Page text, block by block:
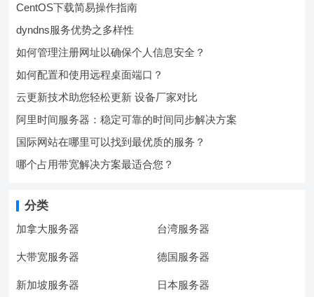
CentOS下载简易操作指南
dyndns服务优势之多样性
如何管理注册网址以确保个人信息安全？
如何配置和使用远程桌面端口？
云更新技术助您轻松更新 设备厂家对比
阿里时间服务器：稳定可靠的时间同步解决方案
国际网站在哪里可以找到最优质的服务？
哪个占用带宽解决方案最适合您？
分类
加拿大服务器 台湾服务器
大带宽服务器 德国服务器
新加坡服务器 日本服务器